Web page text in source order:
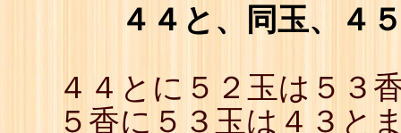
４４と、同玉、４
４４とに５２玉は５３
５香に５３玉は４３と